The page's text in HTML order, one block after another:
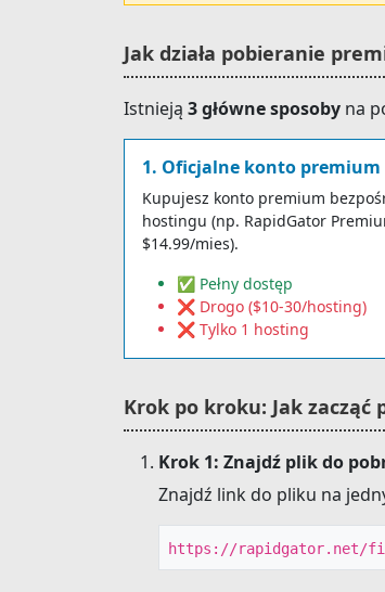
Jak działa pobieranie
Istnieją 3 główne sposoby na
1. Oficjalne konto premium
Kupujesz konto premium
hostingu (np. RapidGator
$14.99/mies).
✅ Pełny dostęp
❌ Drogo ($10-30/hosting)
❌ Tylko 1 hosting
Krok po kroku: Jak
Krok 1: Znajdź plik do
Znajdź link do pliku na
https://rapidgator.net/